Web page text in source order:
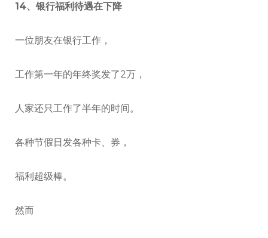
14、银行福利待遇在下降
一位朋友在银行工作，
工作第一年的年终奖发了2万，
人家还只工作了半年的时间。
各种节假日发各种卡、券，
福利超级棒。
然而